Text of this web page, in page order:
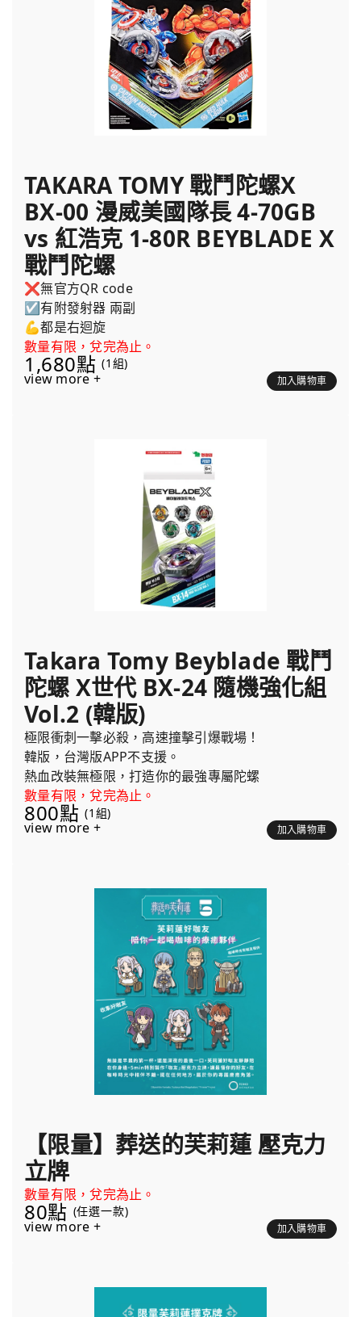
TAKARA TOMY 戰鬥陀螺X
BX-00 漫威美國隊長 4-70GB
vs 紅浩克 1-80R BEYBLADE X
戰鬥陀螺
❌無官方QR code
☑️有附發射器 兩副
💪都是右迴旋
數量有限，兌完為止。
1,680點 (1組)
view more + 加入購物車
Takara Tomy Beyblade 戰鬥
陀螺 X世代 BX-24 隨機強化組
Vol.2 (韓版)
極限衝刺一擊必殺，高速撞擊引爆戰場！
韓版，台灣版APP不支援。
熱血改裝無極限，打造你的最強專屬陀螺
數量有限，兌完為止。
800點 (1組)
view more + 加入購物車
【限量】葬送的芙莉蓮 壓克力
立牌
數量有限，兌完為止。
80點 (任選一款)
view more + 加入購物車